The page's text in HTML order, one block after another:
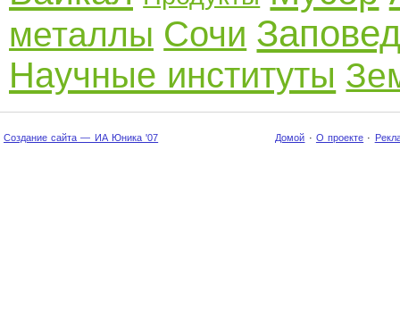
металлы Сочи
Научные институты
Создание сайта — ИА Юника '07 Домой · О проекте ·